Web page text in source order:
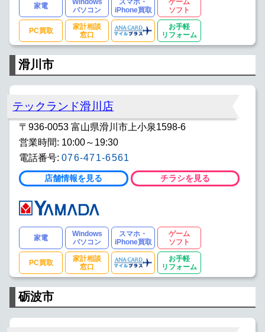
家電
Windows
パソコン
スマホ・
iPhone買取
ゲーム
ソフト
PC買取
家計相談
窓口
お手軽
リフォーム
滑川市
テックランド滑川店
〒936-0053 富山県滑川市上小泉1598-6
営業時間: 10:00～19:30
電話番号: 076-471-6561
店舗情報を見る チラシを見る
家電
Windows
パソコン
スマホ・
iPhone買取
ゲーム
ソフト
PC買取
家計相談
窓口
お手軽
リフォーム
砺波市